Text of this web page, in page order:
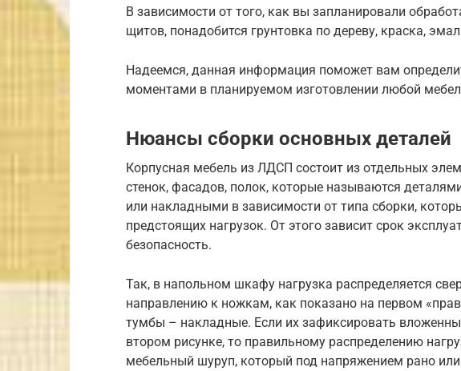
В зависимости от того, как вы запланировали
щитов, понадобится грунтовка по дереву, краска,
Надеемся, данная информация поможет вам
моментами в планируемом изготовлении любой
Нюансы сборки основных деталей
Корпусная мебель из ЛДСП состоит из отдельных
стенок, фасадов, полок, которые называются
или накладными в зависимости от типа сборки,
предстоящих нагрузок. От этого зависит срок
безопасность.
Так, в напольном шкафу нагрузка распределяется
направлению к ножкам, как показано на первом
тумбы – накладные. Если их зафиксировать
втором рисунке, то правильному распределению
мебельный шуруп, который под напряжением рано